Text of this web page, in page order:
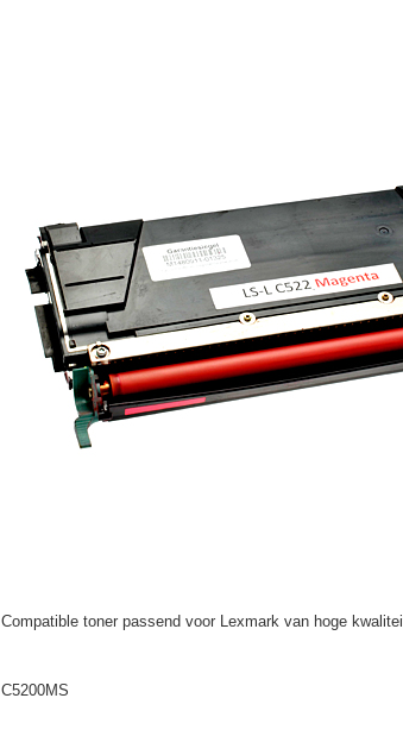
Compatible toner passend voor Lexmark van hoge
C5200MS